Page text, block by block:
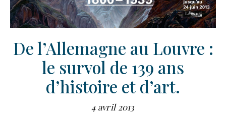
De l’Allemagne au Louvre :
le survol de 139 ans
d’histoire et d’art.
4 avril 2013